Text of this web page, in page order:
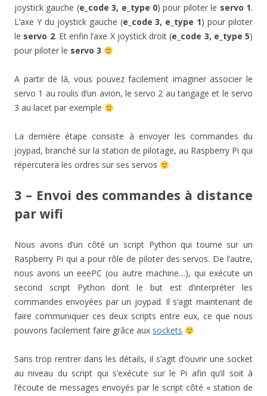
joystick gauche (e_code 3, e_type 0) pour piloter le servo 1.
L’axe Y du joystick gauche (e_code 3, e_type 1) pour piloter
le servo 2. Et enfin l’axe X joystick droit (e_code 3, e_type 5)
pour piloter le servo 3
A partir de là, vous pouvez facilement imaginer associer le
servo 1 au roulis d’un avion, le servo 2 au tangage et le servo
3 au lacet par exemple
La dernière étape consiste à envoyer les commandes du
joypad, branché sur la station de pilotage, au Raspberry Pi qui
répercutera les ordres sur ses servos
3 – Envoi des commandes à distance
par wifi
Nous avons d’un côté un script Python qui tourne sur un
Raspberry Pi qui a pour rôle de piloter des servos. De l’autre,
nous avons un eeePC (ou autre machine…), qui exécute un
second script Python dont le but est d’interpréter les
commandes envoyées par un joypad. Il s’agit maintenant de
faire communiquer ces deux scripts entre eux, ce que nous
pouvons facilement faire grâce aux sockets
Sans trop rentrer dans les détails, il s’agit d’ouvrir une socket
au niveau du script qui s’exécute sur le Pi afin qu’il soit à
l’écoute de messages envoyés par le script côté « station de